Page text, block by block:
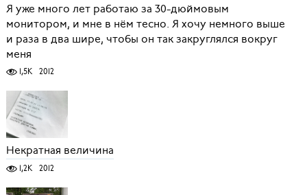
Я уже много лет работаю за 30-дюймовым
монитором, и мне в нём тесно. Я хочу немного выше
и раза в два шире, чтобы он так закруглялся вокруг
меня
1,5K 2012
Некратная величина
1,2K 2012